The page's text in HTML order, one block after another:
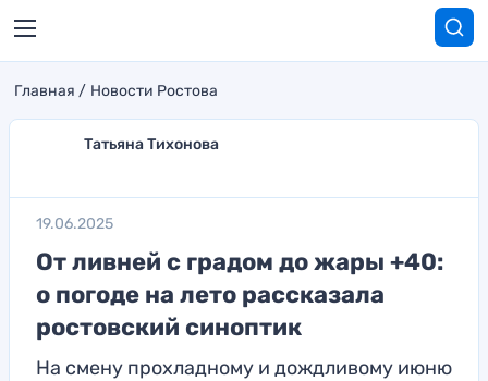
Главная Новости Ростова
Татьяна Тихонова
19.06.2025
От ливней с градом до жары +40:
о погоде на лето рассказала
ростовский синоптик
На смену прохладному и дождливому июню